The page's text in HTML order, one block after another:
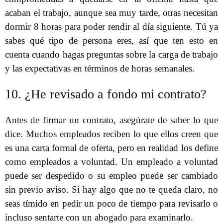
acaban el trabajo, aunque sea muy tarde, otras necesitan
dormir 8 horas para poder rendir al día siguiente. Tú ya
sabes qué tipo de persona eres, así que ten esto en
cuenta cuando hagas preguntas sobre la carga de trabajo
y las expectativas en términos de horas semanales.
10. ¿He revisado a fondo mi contrato?
Antes de firmar un contrato, asegúrate de saber lo que
dice. Muchos empleados reciben lo que ellos creen que
es una carta formal de oferta, pero en realidad los define
como empleados a voluntad. Un empleado a voluntad
puede ser despedido o su empleo puede ser cambiado
sin previo aviso. Si hay algo que no te queda claro, no
seas tímido en pedir un poco de tiempo para revisarlo o
incluso sentarte con un abogado para examinarlo.